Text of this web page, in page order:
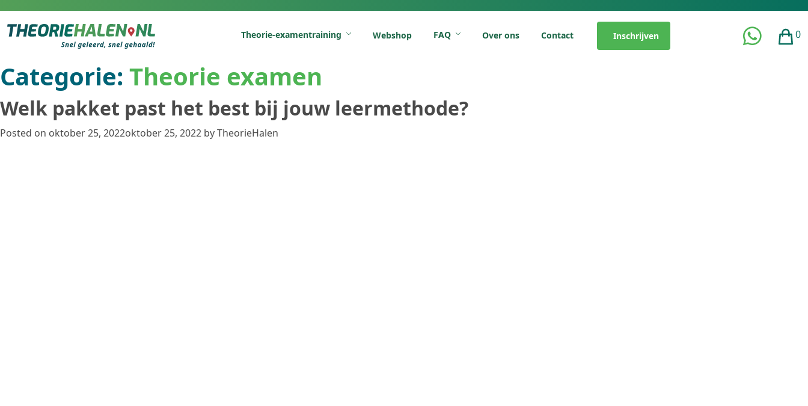
Theorie-examentraining Webshop FAQ Over ons Contact Inschrijven 0
Categorie: Theorie examen
Welk pakket past het best bij jouw leermethode?
Posted on oktober 25, 2022oktober 25, 2022 byTheorieHalen